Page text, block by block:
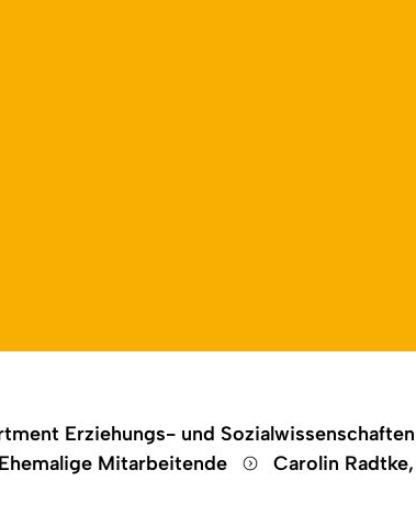
Erziehungs- und
Ehemalige Mitarbeitende Carolin